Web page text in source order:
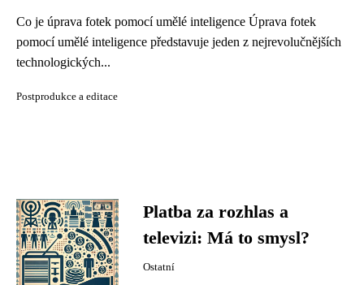
Co je úprava fotek pomocí umělé inteligence Úprava fotek
pomocí umělé inteligence představuje jeden z nejrevolučnějších
technologických...
Postprodukce a editace
Platba za rozhlas a
televizi: Má to smysl?
Ostatní